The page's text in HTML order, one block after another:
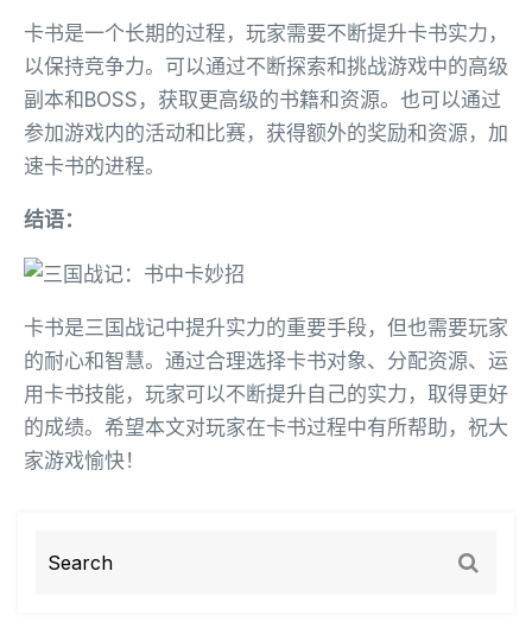
卡书是一个长期的过程，玩家需要不断提升卡书实力，
以保持竞争力。可以通过不断探索和挑战游戏中的高级
副本和BOSS，获取更高级的书籍和资源。也可以通过
参加游戏内的活动和比赛，获得额外的奖励和资源，加
速卡书的进程。
结语：
卡书是三国战记中提升实力的重要手段，但也需要玩家
的耐心和智慧。通过合理选择卡书对象、分配资源、运
用卡书技能，玩家可以不断提升自己的实力，取得更好
的成绩。希望本文对玩家在卡书过程中有所帮助，祝大
家游戏愉快！